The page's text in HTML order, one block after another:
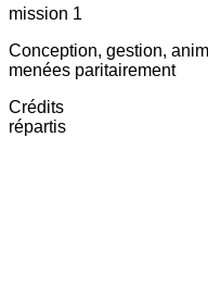
mission 1
Conception, gestion,
menées paritairement
Crédits
répartis